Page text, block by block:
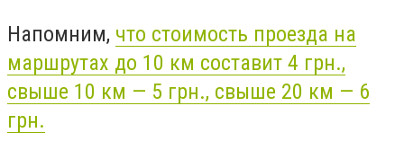
Напомним, что стоимость проезда на
маршрутах до 10 км составит 4 грн.,
свыше 10 км — 5 грн., свыше 20 км — 6
грн.